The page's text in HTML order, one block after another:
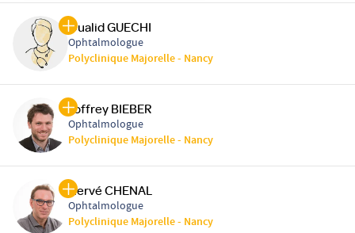
Oualid GUECHI
Ophtalmologue
Polyclinique Majorelle - Nancy
Joffrey BIEBER
Ophtalmologue
Polyclinique Majorelle - Nancy
Hervé CHENAL
Ophtalmologue
Polyclinique Majorelle - Nancy